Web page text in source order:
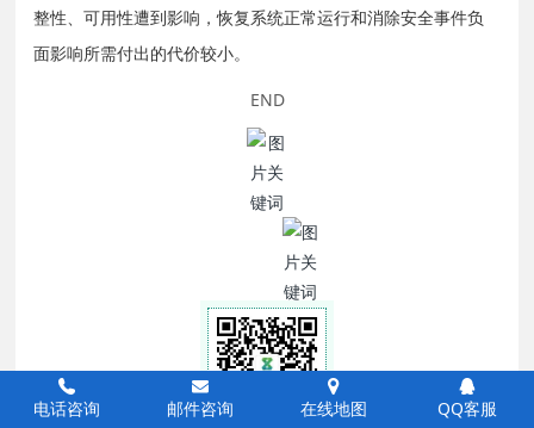
整性、可用性遭到影响，恢复系统正常运行和消除安全事件负
面影响所需付出的代价较小。
END
电话咨询 邮件咨询 在线地图 QQ客服